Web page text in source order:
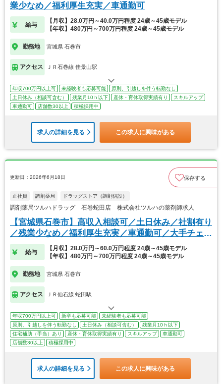
業少なめ／福利厚生充実／車通勤可
給与
【月収】28.0万円～40.0万円程度 24歳～45歳モデル
【年収】480万円～700万円程度 24歳～45歳モデル
勤務地 宮城県 石巻市
アクセス ＪＲ石巻線 佳景山駅
年収700万円以上可 未経験者も応募可能
原則、引越しを伴う転勤なし
土日休み（相談可含む）
残業月10ｈ以下 産休・育休取得実績有り
スキルアップ
車通勤可
店舗数30以上 積極採用中
求人の詳細を見る この求人に興味がある
更新日：2026年6月18日 保存する
正社員 調剤薬局 ドラッグストア（調剤併設）
調剤薬局ツルハドラッグ 石巻蛇田店 株式会社ツルハの薬剤師求人
【宮城県石巻市】高収入相談可／土日休み／社割有り
／残業少なめ／福利厚生充実／車通勤可／大手チェー
ン
給与
【月収】28.0万円～60.0万円程度 24歳～45歳モデル
【年収】480万円～700万円程度 24歳～45歳モデル
勤務地 宮城県 石巻市
アクセス ＪＲ仙石線 蛇田駅
年収700万円以上可 新卒も応募可能
未経験者も応募可能
原則、引越しを伴う転勤なし
土日休み（相談可含む）
残業月10ｈ以下
住宅補助（手当）あり
産休・育休取得実績有り スキルアップ
車通勤可
店舗数30以上
積極採用中
求人の詳細を見る この求人に興味がある